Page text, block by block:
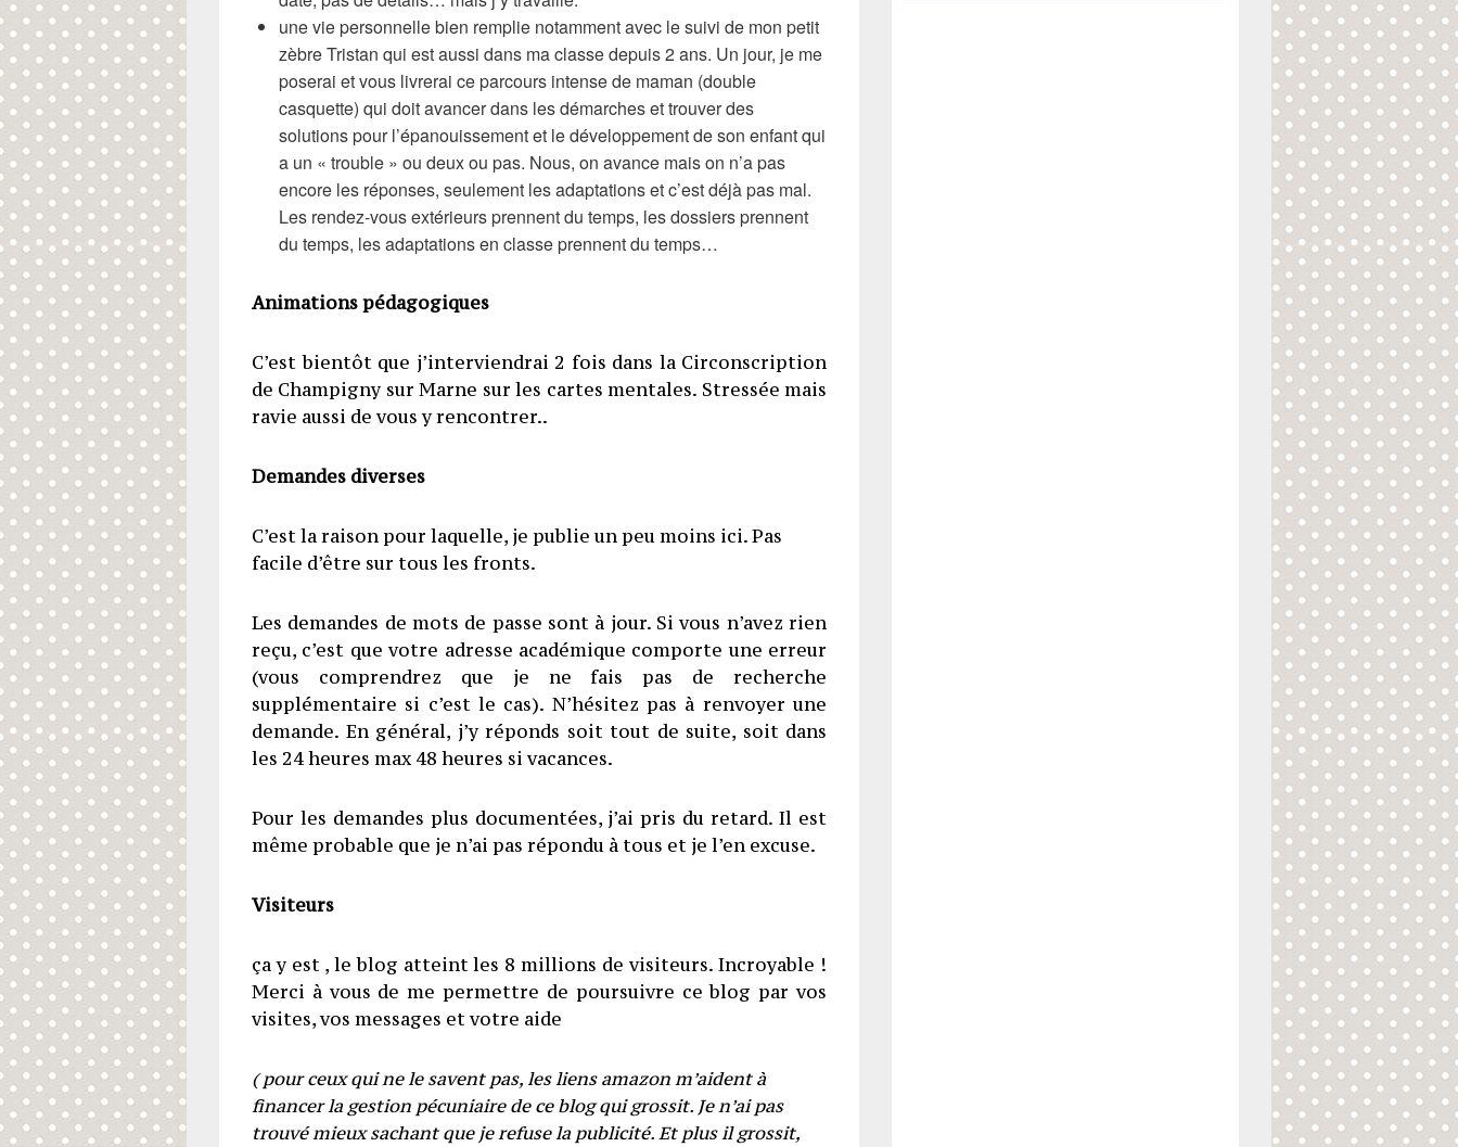
une vie personnelle bien remplie notamment avec le suivi de mon petit
zèbre Tristan qui est aussi dans ma classe depuis 2 ans. Un jour, je me
poserai et vous livrerai ce parcours intense de maman (double
casquette) qui doit avancer dans les démarches et trouver des
solutions pour l’épanouissement et le développement de son enfant qui
a un « trouble » ou deux ou pas. Nous, on avance mais on n’a pas
encore les réponses, seulement les adaptations et c’est déjà pas mal.
Les rendez-vous extérieurs prennent du temps, les dossiers prennent
du temps, les adaptations en classe prennent du temps…
Animations pédagogiques
C’est bientôt que j’interviendrai 2 fois dans la Circonscription
de Champigny sur Marne sur les cartes mentales. Stressée mais
ravie aussi de vous y rencontrer..
Demandes diverses
C’est la raison pour laquelle, je publie un peu moins ici. Pas
facile d’être sur tous les fronts.
Les demandes de mots de passe sont à jour. Si vous n’avez rien
reçu, c’est que votre adresse académique comporte une erreur
(vous comprendrez que je ne fais pas de recherche
supplémentaire si c’est le cas). N’hésitez pas à renvoyer une
demande. En général, j’y réponds soit tout de suite, soit dans
les 24 heures max 48 heures si vacances.
Pour les demandes plus documentées, j’ai pris du retard. Il est
même probable que je n’ai pas répondu à tous et je l’en excuse.
Visiteurs
ça y est , le blog atteint les 8 millions de visiteurs. Incroyable !
Merci à vous de me permettre de poursuivre ce blog par vos
visites, vos messages et votre aide
( pour ceux qui ne le savent pas, les liens amazon m’aident à
financer la gestion pécuniaire de ce blog qui grossit. Je n’ai pas
trouvé mieux sachant que je refuse la publicité. Et plus il grossit,